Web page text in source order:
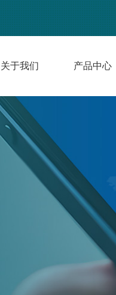
关于我们 产品中心